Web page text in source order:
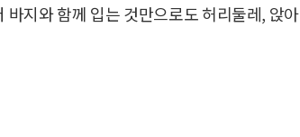
바지와 함께 입는 것만으로도 허리둘레, 앉아